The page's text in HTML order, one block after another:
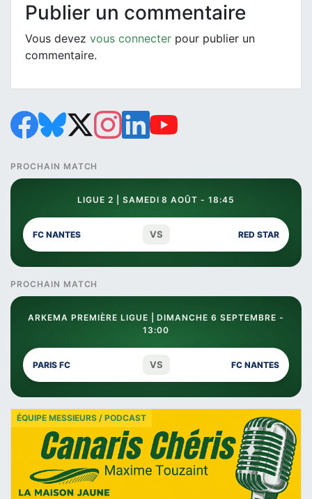
Publier un commentaire
Vous devez vous connecter pour publier un
commentaire.
PROCHAIN MATCH
LIGUE 2 | SAMEDI 8 AOÛT - 18:45
FC NANTES VS RED STAR
PROCHAIN MATCH
ARKEMA PREMIÈRE LIGUE | DIMANCHE 6 SEPTEMBRE -
13:00
PARIS FC VS FC NANTES
ÉQUIPE MESSIEURS / PODCAST